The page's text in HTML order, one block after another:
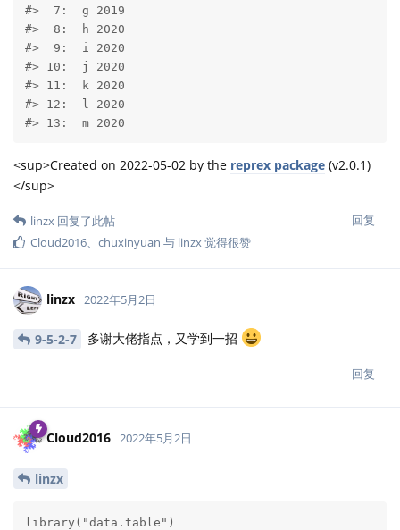
#>  7:  g 2019
#>  8:  h 2020
#>  9:  i 2020
#> 10:  j 2020
#> 11:  k 2020
#> 12:  l 2020
#> 13:  m 2020
<sup>Created on 2022-05-02 by the reprex package (v2.0.1)
</sup>
回复
linzx 回复了此帖
Cloud2016、 chuxinyuan 与 linzx觉得很赞
linzx 2022年5月2日
9-5-2-7 多谢大佬指点，又学到一招
回复
Cloud2016 2022年5月2日
linzx
library("data.table")